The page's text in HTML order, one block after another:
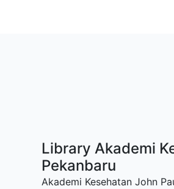
Library Akademi
Pekanbaru
Akademi Kesehatan John